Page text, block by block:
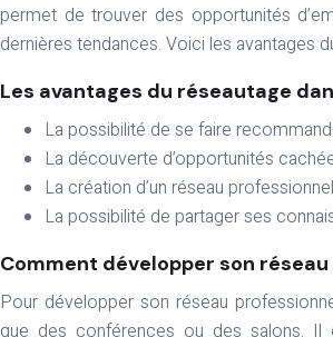
permet de trouver des opportunités
dernières tendances. Voici les avantages
Les avantages du réseautage
La possibilité de se faire
La découverte d’opportunités
La création d’un réseau
La possibilité de partager ses
Comment développer son
Pour développer son réseau
que des conférences ou des salons.